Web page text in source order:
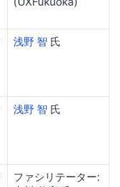
浅野 智 氏
浅野 智 氏
ファシリテーター: